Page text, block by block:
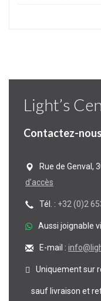
Light’s
Contactez-nous
Rue de Genval,
d’accès
Tél. : +32 (0)2
Aussi joignable
E-mail :
Uniquement sur
sauf livraison et